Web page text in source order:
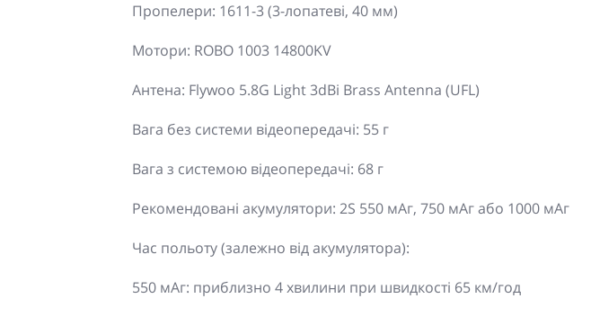
Пропелери: 1611-3 (3-лопатеві, 40 мм)
Мотори: ROBO 1003 14800KV
Антена: Flywoo 5.8G Light 3dBi Brass Antenna (UFL)
Вага без системи відеопередачі: 55 г
Вага з системою відеопередачі: 68 г
Рекомендовані акумулятори: 2S 550 мАг, 750 мАг або 1000 мАг
Час польоту (залежно від акумулятора):
550 мАг: приблизно 4 хвилини при швидкості 65 км/год